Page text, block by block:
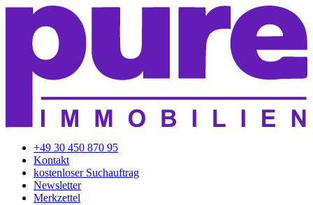
+49 30 450 870 95
Kontakt
kostenloser Suchauftrag
Newsletter
Merkzettel